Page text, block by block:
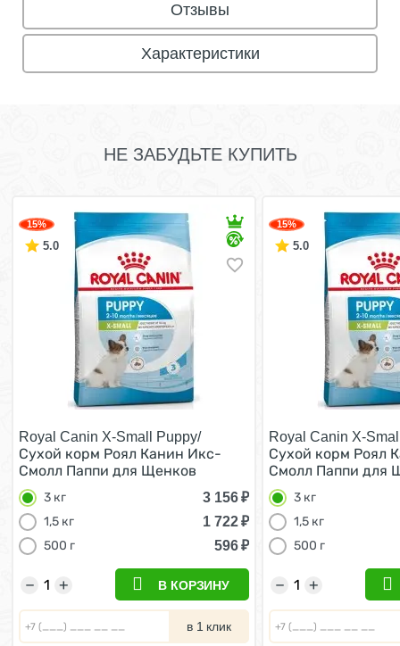
Отзывы
Характеристики
НЕ ЗАБУДЬТЕ КУПИТЬ
15%
5.0
Royal Canin X-Small Puppy/
Сухой корм Роял Канин Икс-
Смолл Паппи для Щенков
мелких пород 3 кг
3 кг 3 156₽
1,5 кг
1 722₽
500 г
596₽
+
− В КОРЗИНУ
в 1 клик
15%
5.0
Royal Canin X-
Сухой корм Роял
Смолл Паппи для
мелких пород 3 кг
3 кг
1,5 кг
500 г
+
−